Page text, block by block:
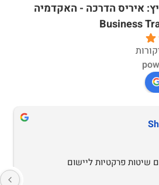
איריס הדרכה - האקדמיה
שיטות פרקטיות ליישום